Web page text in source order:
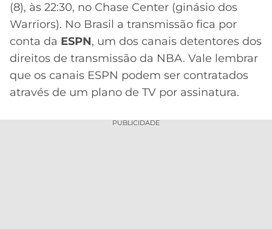
CÓDIGO
DE
INDICAÇÃO
BET365
CÓDIGO
BETANO
CORINTHIANS
SÃO
PAULO
SANTOS
FLAMENGO
LIBERTADORES
COPA
BRASIL
MERCADO
DA
BOLA
PALPITES
(8), às 22:30, no Chase Center (ginásio dos
Warriors). No Brasil a transmissão fica por
conta da ESPN, um dos canais detentores dos
direitos de transmissão da NBA. Vale lembrar
que os canais ESPN podem ser contratados
através de um plano de TV por assinatura.
PUBLICIDADE